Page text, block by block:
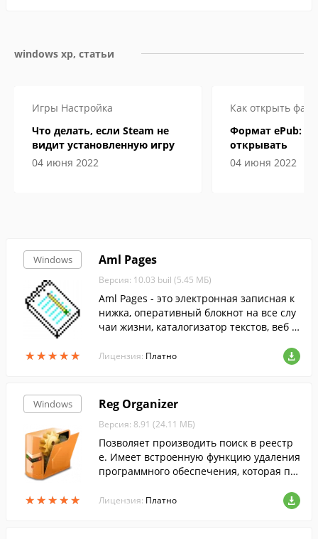
windows xp, статьи
Игры Настройка
Что делать, если Steam не
видит установленную игру
04 июня 2022
Как открыть файл
Формат ePub:
открывать
04 июня 2022
Windows
★★★★★
★★★★★
Aml Pages
Версия: 10.03 buil (5.45 МБ)
Aml Pages - это электронная записная к
нижка, оперативный блокнот на все слу
чаи жизни, каталогизатор текстов, веб с
Лицензия: Платно
Windows
★★★★★
★★★★★
Reg Organizer
Версия: 8.91 (24.11 МБ)
Позволяет производить поиск в реестр
е. Имеет встроенную функцию удаления
программного обеспечения, которая по
рограмм без остатков....
Лицензия: Платно